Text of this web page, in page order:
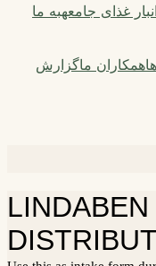
غذای جامعهبه ما
همکاران ماگزارش